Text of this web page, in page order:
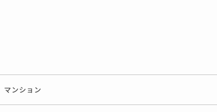
マンション